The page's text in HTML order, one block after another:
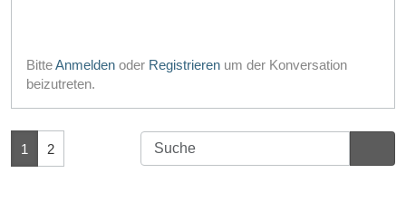
BitteAnmelden oder Registrieren um der Konversation
beizutreten.
1 2